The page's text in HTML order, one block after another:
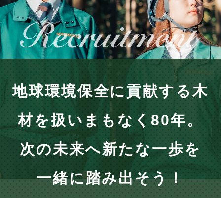
地球環境保全に貢献する木
材を扱いまもなく80年。
次の未来へ新たな一歩を
一緒に踏み出そう！